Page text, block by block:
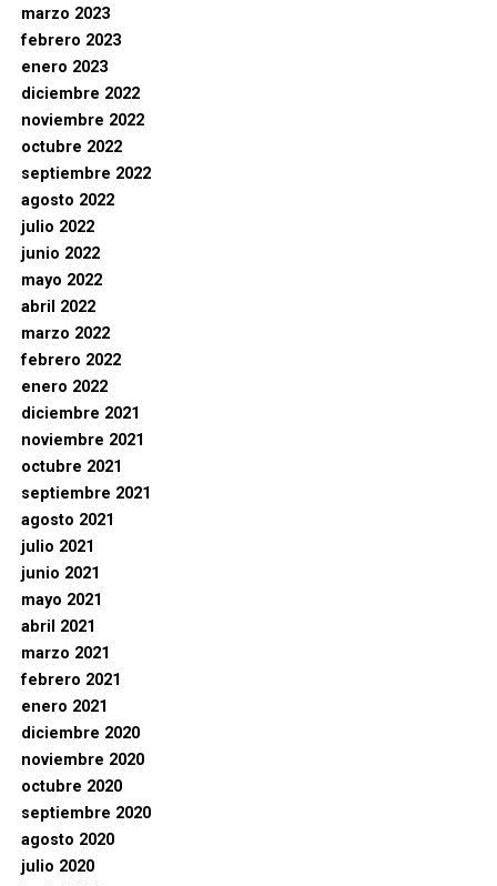
marzo 2023
febrero 2023
enero 2023
diciembre 2022
noviembre 2022
octubre 2022
septiembre 2022
agosto 2022
julio 2022
junio 2022
mayo 2022
abril 2022
marzo 2022
febrero 2022
enero 2022
diciembre 2021
noviembre 2021
octubre 2021
septiembre 2021
agosto 2021
julio 2021
junio 2021
mayo 2021
abril 2021
marzo 2021
febrero 2021
enero 2021
diciembre 2020
noviembre 2020
octubre 2020
septiembre 2020
agosto 2020
julio 2020